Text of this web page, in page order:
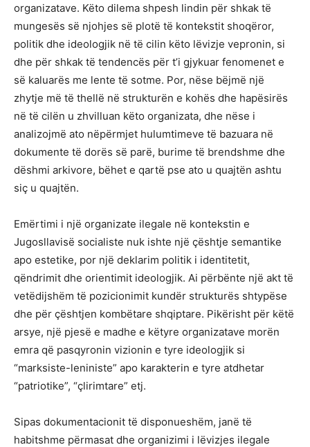
organizatave. Këto dilema shpesh lindin për shkak të
mungesës së njohjes së plotë të kontekstit shoqëror,
politik dhe ideologjik në të cilin këto lëvizje vepronin, si
dhe për shkak të tendencës për t’i gjykuar fenomenet e
së kaluarës me lente të sotme. Por, nëse bëjmë një
zhytje më të thellë në strukturën e kohës dhe hapësirës
në të cilën u zhvilluan këto organizata, dhe nëse i
analizojmë ato nëpërmjet hulumtimeve të bazuara në
dokumente të dorës së parë, burime të brendshme dhe
dëshmi arkivore, bëhet e qartë pse ato u quajtën ashtu
siç u quajtën.
Emërtimi i një organizate ilegale në kontekstin e
Jugosllavisë socialiste nuk ishte një çështje semantike
apo estetike, por një deklarim politik i identitetit,
qëndrimit dhe orientimit ideologjik. Ai përbënte një akt të
vetëdijshëm të pozicionimit kundër strukturës shtypëse
dhe për çështjen kombëtare shqiptare. Pikërisht për këtë
arsye, një pjesë e madhe e këtyre organizatave morën
emra që pasqyronin vizionin e tyre ideologjik si
“marksiste-leniniste” apo karakterin e tyre atdhetar
“patriotike”, “çlirimtare” etj.
Sipas dokumentacionit të disponueshëm, janë të
habitshme përmasat dhe organizimi i lëvizjes ilegale